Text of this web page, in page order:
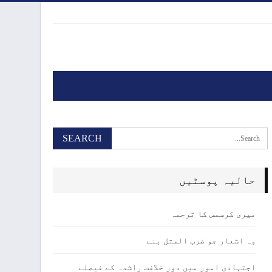
حالیہ پوسٹیں
میری کرسمس کا ترجمہ
وہ اشعار جو ضرب المثل بنے
اجتہادی امور میں دور خلافت راشدہ کے فیصلے